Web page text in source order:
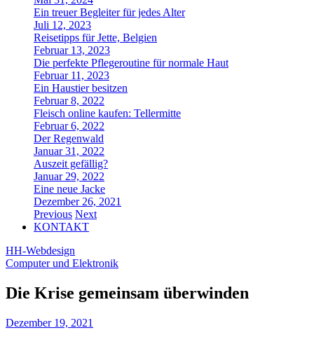
Ein treuer Begleiter für jedes Alter
Juli 12, 2023
Reisetipps für Jette, Belgien
Februar 13, 2023
Die perfekte Pflegeroutine für normale Haut
Februar 11, 2023
Ein Haustier besitzen
Februar 8, 2022
Fleisch online kaufen: Tellermitte
Februar 6, 2022
Der Regenwald
Januar 31, 2022
Auszeit gefällig?
Januar 29, 2022
Eine neue Jacke
Dezember 26, 2021
Previous Next
KONTAKT
HH-Webdesign
Computer und Elektronik
Die Krise gemeinsam überwinden
Dezember 19, 2021